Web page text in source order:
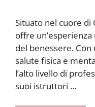
Situato nel cuore di
offre
del benessere. Con
salute fisica e
l’alto livello di
suoi istruttori …